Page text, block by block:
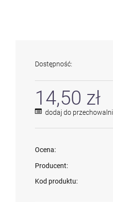
Dostępność:
14,50 zł
dodaj do przechowalni
Ocena:
Producent:
Kod produktu: